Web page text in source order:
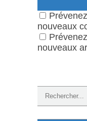
nouveaux
nouveaux